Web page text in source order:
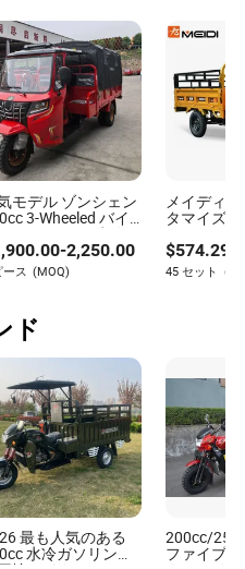
モデル ゾンシェン
3-Wheeled バイ
セミキャビン 水冷
いトライク 燃費改
ホイールバイク 電
イク
-2,250.00
ース (MOQ)
メイディ
タマイズ
1800W 1
貨物電動
バイ
$574.29
45 セット
ド
最も人気のある
水冷ガソリン貨
200cc/
ファイブ